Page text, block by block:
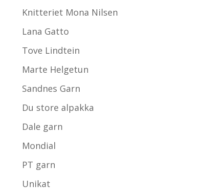
Knitteriet Mona Nilsen
Lana Gatto
Tove Lindtein
Marte Helgetun
Sandnes Garn
Du store alpakka
Dale garn
Mondial
PT garn
Unikat